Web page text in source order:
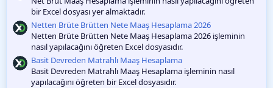
bir Excel dosyası yer almaktadır.
Netten Brüte Brütten Nete Maaş Hesaplama 2026
Netten Brüte Brütten Nete Maaş Hesaplama 2026 işleminin
nasıl yapılacağını öğreten Excel dosyasıdır.
Basit Devreden Matrahlı Maaş Hesaplama
Basit Devreden Matrahlı Maaş Hesaplama işleminin nasıl
yapılacağını öğreten bir Excel dosyasıdır.